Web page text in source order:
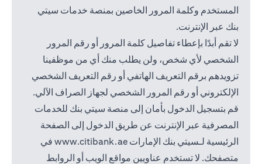
المستخدم وكلمة المرور الخاصين بمنصة خدمات سيتي
بنك عبر الإنترنت.
لا تقم أبدًا بإعطاء تفاصيل كلمة المرور أو رقم المرور
الشخصي لأي شخص، ولن يطلب منك أي من موظفينا
تزويدهم برقم التعريف الهاتفي أو رقم التعريف الشخصي
الإلكتروني أو رقم المرور الشخصي لجهاز الصراف الآلي.
قم بتسجيل الدخول بأمان إلى منصة سيتي بنك للخدمات
المصرفية عبر الإنترنت عن طريق الدخول إلى الصفحة
الرئيسية لـسيتي بنك الإمارات www.citibank.ae
(opens in a new tab)في
متصفحك. لا تستخدم عناويين مواقع الويب أو الروابط